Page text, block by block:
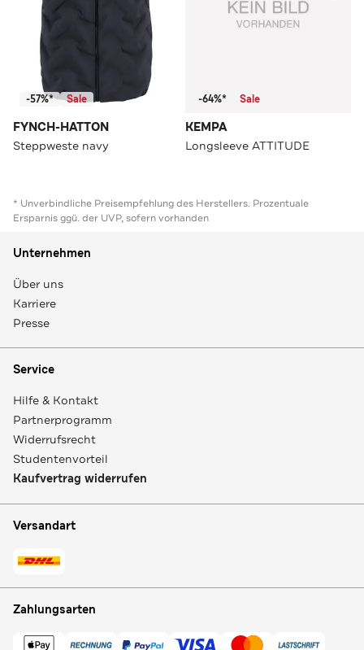
-57%* Sale
FYNCH-HATTON
Steppweste navy
-64%* Sale
KEMPA
Longsleeve ATTITUDE
* Unverbindliche Preisempfehlung des Herstellers. Prozentuale
Ersparnis ggü. der UVP, sofern vorhanden
Unternehmen
Über uns
Karriere
Presse
Service
Hilfe & Kontakt
Partnerprogramm
Widerrufsrecht
Studentenvorteil
Kaufvertrag widerrufen
Versandart
Zahlungsarten